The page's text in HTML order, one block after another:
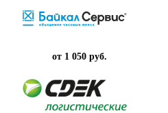
от 1 050 руб.